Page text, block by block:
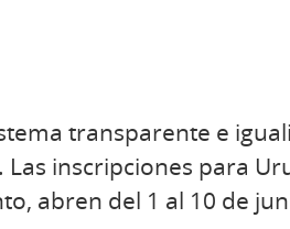
transparente e
Las inscripciones para
abren del 1 al 10 de